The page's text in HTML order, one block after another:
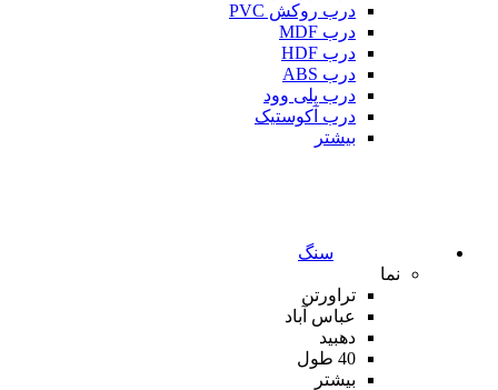
درب روکش PVC
درب MDF
درب HDF
درب ABS
درب پلی وود
درب آکوستیک
بیشتر
سنگ
نما
تراورتن
عباس آباد
دهبید
40 طول
بیشتر